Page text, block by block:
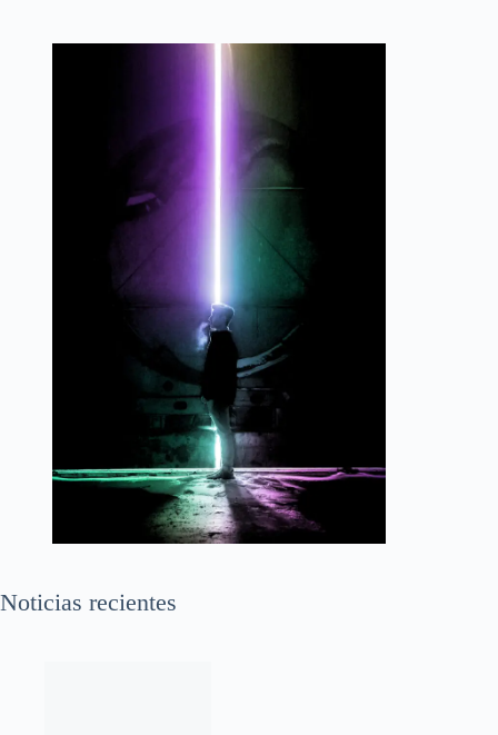
Noticias recientes